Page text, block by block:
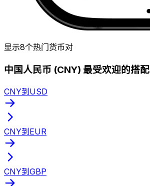
显示8个热门货币对
中国人民币 (CNY) 最受欢迎的搭配
CNY到USD
CNY到EUR
CNY到GBP